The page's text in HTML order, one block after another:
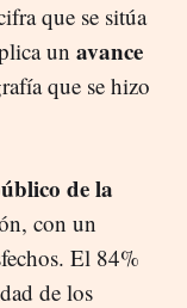
que se sitúa
un avance
que se hizo
de la
con un
El 84%
de los